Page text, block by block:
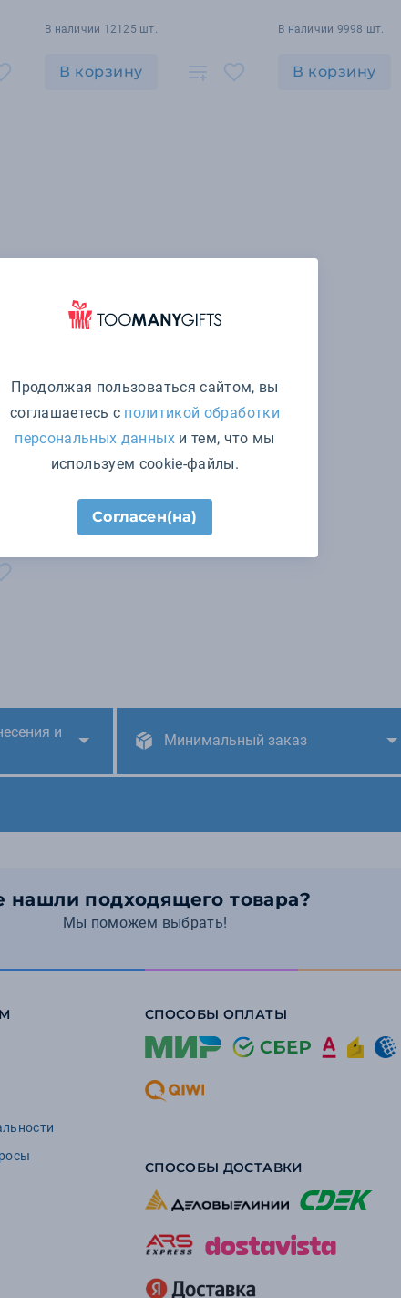
В наличии 12125 шт.
В корзину
В наличии 9998 шт.
В корзину
и
Минимальный заказ
нашли подходящего товара?
Мы поможем выбрать!
СПОСОБЫ ОПЛАТЫ
СПОСОБЫ ДОСТАВКИ
Продолжая пользоваться сайтом, вы
соглашаетесь с политикой обработки
персональных данныхи тем, что мы
используем cookie-файлы.
Согласен(на)